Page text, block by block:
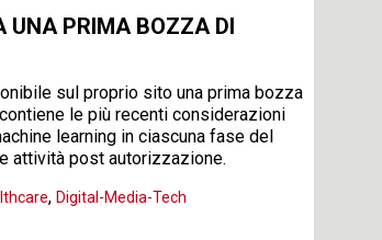
UNA PRIMA BOZZA DI
sul proprio sito una prima bozza
le più recenti considerazioni
learning in ciascuna fase del
attività post autorizzazione.
, Digital-Media-Tech